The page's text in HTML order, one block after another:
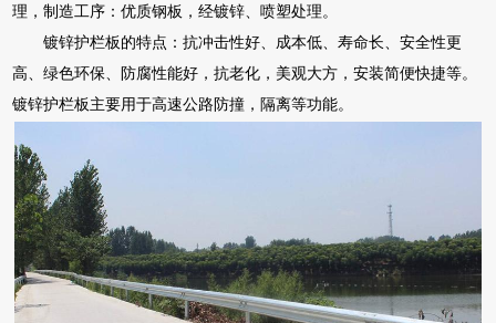
理，制造工序：优质钢板，经镀锌、喷塑处理。
镀锌护栏板的特点：抗冲击性好、成本低、寿命长、安全性更
高、绿色环保、防腐性能好，抗老化，美观大方，安装简便快捷等。
镀锌护栏板主要用于高速公路防撞，隔离等功能。